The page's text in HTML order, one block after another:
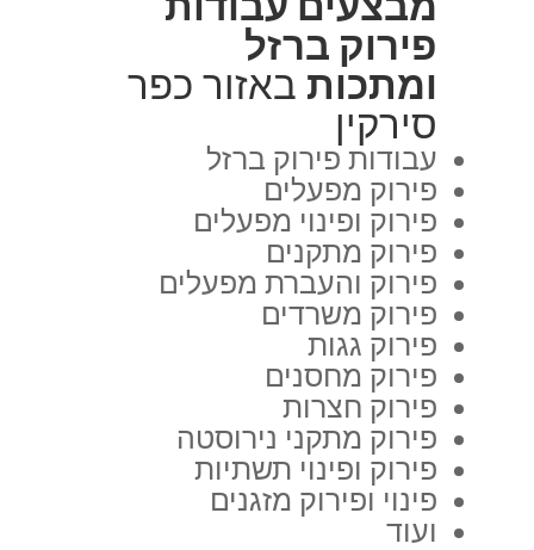
פירוק ברזל
ומתכות באזור כפר
סירקין
עבודות פירוק ברזל
פירוק מפעלים
פירוק ופינוי מפעלים
פירוק מתקנים
פירוק והעברת מפעלים
פירוק משרדים
פירוק גגות
פירוק מחסנים
פירוק חצרות
פירוק מתקני נירוסטה
פירוק ופינוי תשתיות
פינוי ופירוק מזגנים
ועוד